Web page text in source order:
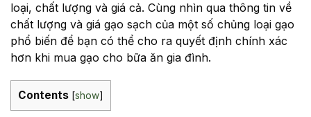
loại, chất lượng và giá cả. Cùng nhìn qua thông tin về
chất lượng và giá gạo sạch của một số chủng loại gạo
phổ biến để bạn có thể cho ra quyết định chính xác
hơn khi mua gạo cho bữa ăn gia đình.
Contents [show]